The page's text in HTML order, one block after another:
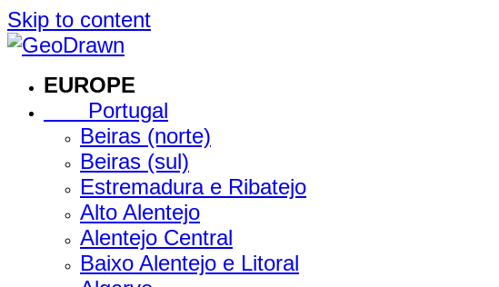
Skip to content
EUROPE
Portugal
Beiras (norte)
Beiras (sul)
Estremadura e Ribatejo
Alto Alentejo
Alentejo Central
Baixo Alentejo e Litoral